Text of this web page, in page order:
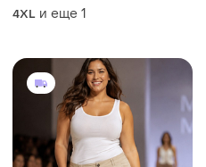
4XL и еще 1